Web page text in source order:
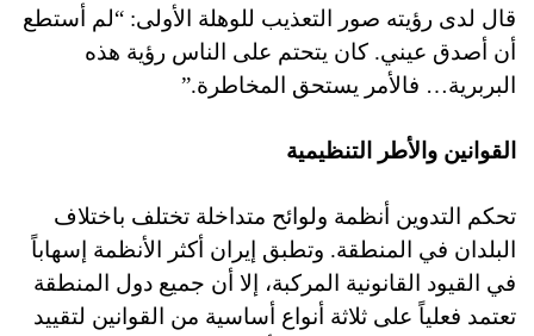
قال لدى رؤيته صور التعذيب للوهلة الأولى: “لم أستطع
أن أصدق عيني. كان يتحتم على الناس رؤية هذه
البربرية… فالأمر يستحق المخاطرة.”
القوانين والأطر التنظيمية
تحكم التدوين أنظمة ولوائح متداخلة تختلف باختلاف
البلدان في المنطقة. وتطبق إيران أكثر الأنظمة إسهاباً
في القيود القانونية المركبة، إلا أن جميع دول المنطقة
تعتمد فعلياً على ثلاثة أنواع أساسية من القوانين لتقييد